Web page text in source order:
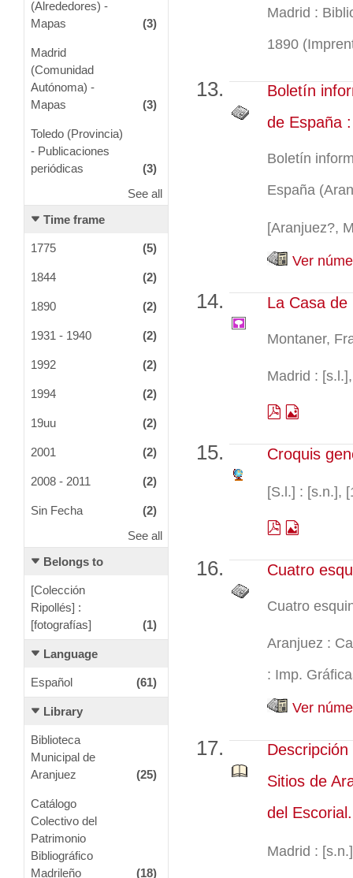
(Alrededores) -
Mapas
(3)
Madrid
(Comunidad
Autónoma) -
Mapas
(3)
Toledo (Provincia)
- Publicaciones
periódicas
(3)
See all
Time frame
1775 (5)
1844 (2)
1890 (2)
1931 - 1940 (2)
1992 (2)
1994 (2)
19uu (2)
2001 (2)
2008 - 2011 (2)
Sin Fecha
(2)
See all
Belongs to
[Colección
Ripollés] :
[fotografías]
(1)
Language
Español (61)
Library
Biblioteca
Municipal de
Aranjuez
(25)
Catálogo
Colectivo del
Patrimonio
Bibliográfico
Madrileño
(18)
Madrid :
1890
Boletín
de España
Boletín
España
[Aranjuez?,
Ver
La Casa de
Montaner,
Madrid :
Croquis
[S.l.] : [s.n.],
Cuatro
Cuatro
Aranjuez :
: Imp.
Ver
Sitios de
del Escorial.
Madrid :